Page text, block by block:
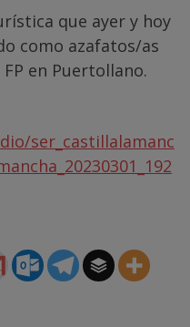
que ayer y hoy
como azafatos/as
en Puertollano.
ser_castillalamanc